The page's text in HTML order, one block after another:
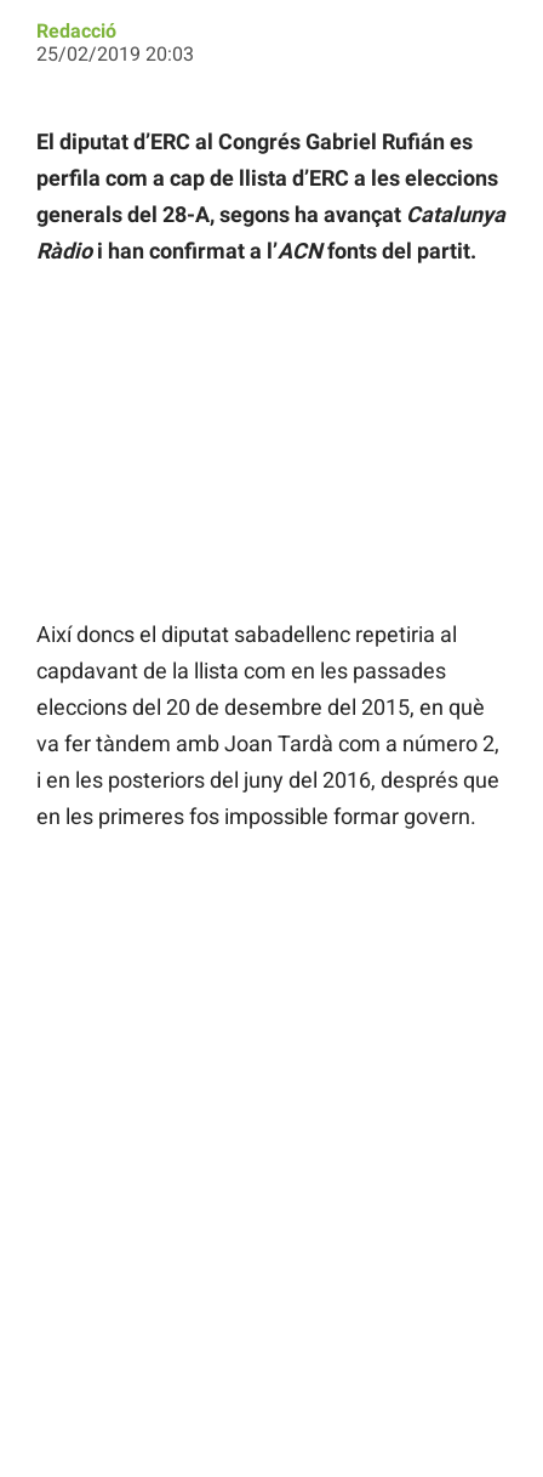
Redacció
25/02/2019 20:03
El diputat d’ERC al Congrés Gabriel Rufián es
perfila com a cap de llista d’ERC a les eleccions
generals del 28-A, segons ha avançat Catalunya
Ràdioi han confirmat a l’ACNfonts del partit.
Així doncs el diputat sabadellenc repetiria al
capdavant de la llista com en les passades
eleccions del 20 de desembre del 2015, en què
va fer tàndem amb Joan Tardà com a número 2,
i en les posteriors del juny del 2016, després que
en les primeres fos impossible formar govern.